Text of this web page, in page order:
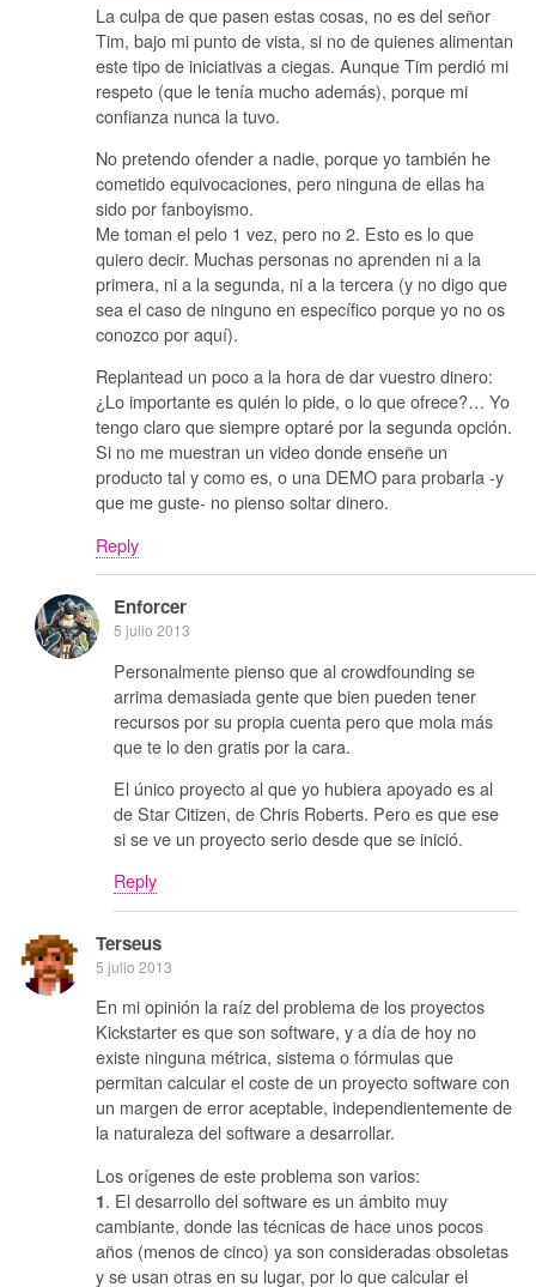
La culpa de que pasen estas cosas, no es del señor
Tim, bajo mi punto de vista, si no de quienes alimentan
este tipo de iniciativas a ciegas. Aunque Tim perdió mi
respeto (que le tenía mucho además), porque mi
confianza nunca la tuvo.
No pretendo ofender a nadie, porque yo también he
cometido equivocaciones, pero ninguna de ellas ha
sido por fanboyismo.
Me toman el pelo 1 vez, pero no 2. Esto es lo que
quiero decir. Muchas personas no aprenden ni a la
primera, ni a la segunda, ni a la tercera (y no digo que
sea el caso de ninguno en específico porque yo no os
conozco por aquí).
Replantead un poco a la hora de dar vuestro dinero:
¿Lo importante es quién lo pide, o lo que ofrece?… Yo
tengo claro que siempre optaré por la segunda opción.
Si no me muestran un video donde enseñe un
producto tal y como es, o una DEMO para probarla -y
que me guste- no pienso soltar dinero.
Reply
Enforcer
5 julio 2013
Personalmente pienso que al crowdfounding se
arrima demasiada gente que bien pueden tener
recursos por su propia cuenta pero que mola más
que te lo den gratis por la cara.
El único proyecto al que yo hubiera apoyado es al
de Star Citizen, de Chris Roberts. Pero es que ese
si se ve un proyecto serio desde que se inició.
Reply
Terseus
5 julio 2013
En mi opinión la raíz del problema de los proyectos
Kickstarter es que son software, y a día de hoy no
existe ninguna métrica, sistema o fórmulas que
permitan calcular el coste de un proyecto software con
un margen de error aceptable, independientemente de
la naturaleza del software a desarrollar.
Los orígenes de este problema son varios:
1. El desarrollo del software es un ámbito muy
cambiante, donde las técnicas de hace unos pocos
años (menos de cinco) ya son consideradas obsoletas
y se usan otras en su lugar, por lo que calcular el